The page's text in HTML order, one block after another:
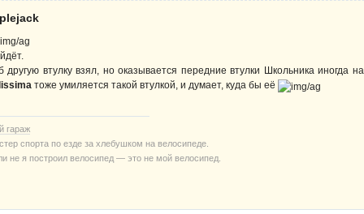
другую втулку взял, но оказывается передние втулки Школьника иногда
тоже умиляется такой втулкой, и думает, куда бы её
гараж
спорта по езде за хлебушком на велосипеде.
не я построил велосипед — это не мой велосипед.